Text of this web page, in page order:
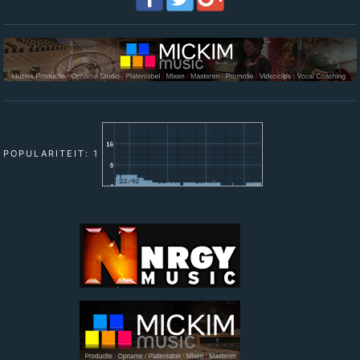
POPULARITEIT: 1